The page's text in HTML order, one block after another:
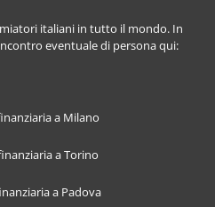
italiani in tutto il mondo. In
eventuale di persona qui:
a Milano
a Torino
a Padova